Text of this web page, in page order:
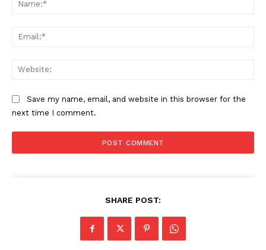
Save my name, email, and website in this browser for the
next time I comment.
SHARE POST: